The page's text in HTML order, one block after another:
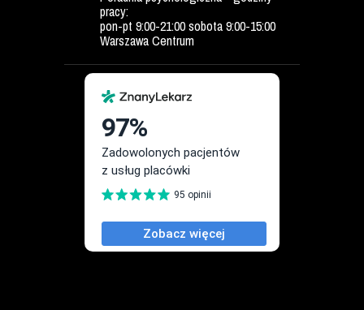
pracy:
pon-pt 9:00-21:00 sobota 9:00-15:00
Warszawa Centrum